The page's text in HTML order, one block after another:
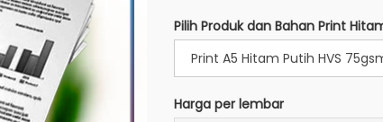
Pilih Produk dan Bahan Print
Print A5 Hitam Putih HVS
Harga per lembar